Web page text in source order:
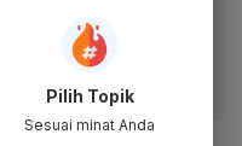
mobile Katadata.
Pilih Topik
Sesuai minat Anda